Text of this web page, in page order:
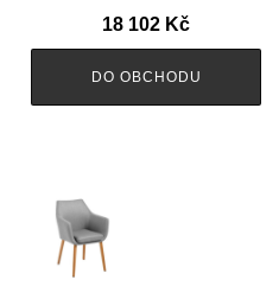
18 102 Kč
DO OBCHODU